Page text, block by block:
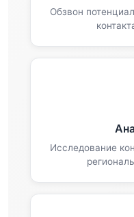
Обзвон
Исследование